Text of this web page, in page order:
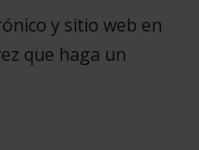
y sitio web en
que haga un